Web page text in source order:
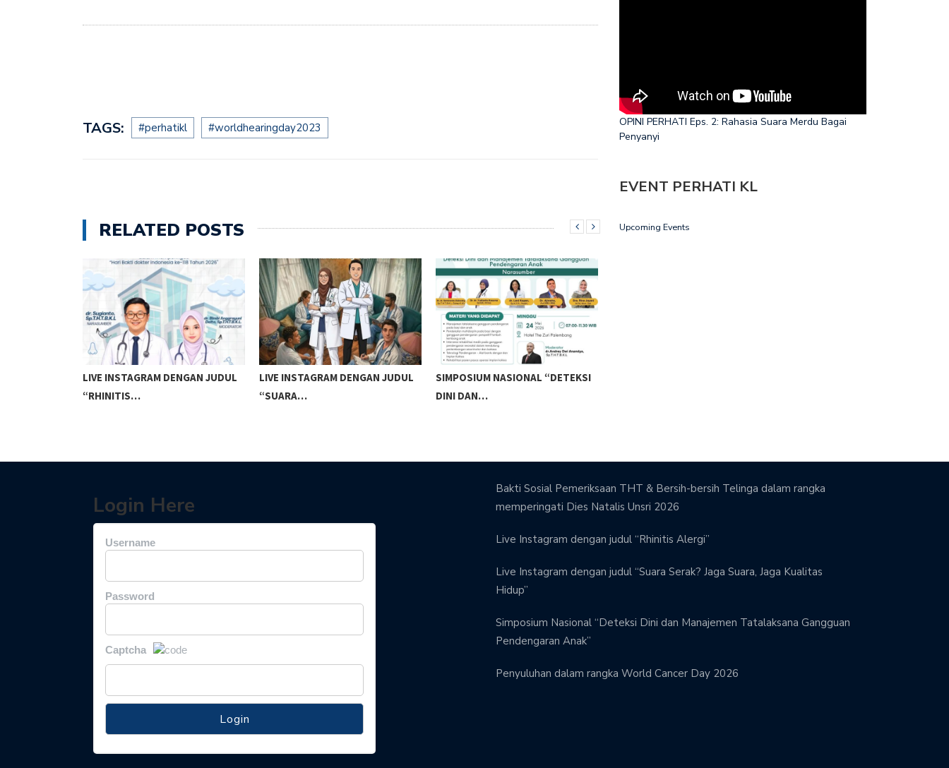
TAGS: #perhatikl #worldhearingday2023
RELATED POSTS
LIVE INSTAGRAM DENGAN JUDUL
“RHINITIS…
LIVE INSTAGRAM DENGAN JUDUL
“SUARA…
SIMPOSIUM NASIONAL “DETEKSI
DINI DAN…
OPINI PERHATI Eps. 2: Rahasia Suara Merdu Bagai
Penyanyi
EVENT PERHATI KL
Upcoming Events
Login Here
Username
Password
Captcha
Bakti Sosial Pemeriksaan THT & Bersih-bersih Telinga dalam rangka
memperingati Dies Natalis Unsri 2026
Live Instagram dengan judul “Rhinitis Alergi”
Live Instagram dengan judul “Suara Serak? Jaga Suara, Jaga Kualitas
Hidup”
Simposium Nasional “Deteksi Dini dan Manajemen Tatalaksana Gangguan
Pendengaran Anak”
Penyuluhan dalam rangka World Cancer Day 2026